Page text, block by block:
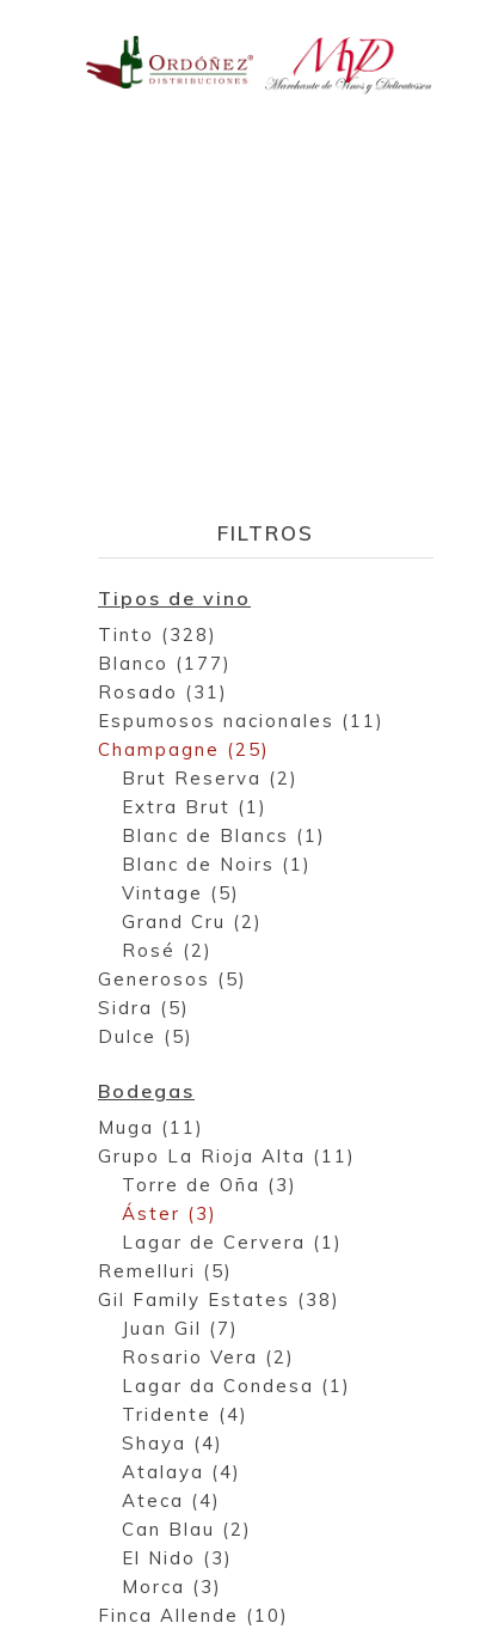
FILTROS
Tipos de vino
Tinto (328)
Blanco (177)
Rosado (31)
Espumosos nacionales (11)
Champagne (25)
Brut Reserva (2)
Extra Brut (1)
Blanc de Blancs (1)
Blanc de Noirs (1)
Vintage (5)
Grand Cru (2)
Rosé (2)
Generosos (5)
Sidra (5)
Dulce (5)
Bodegas
Muga (11)
Grupo La Rioja Alta (11)
Torre de Oña (3)
Áster (3)
Lagar de Cervera (1)
Remelluri (5)
Gil Family Estates (38)
Juan Gil (7)
Rosario Vera (2)
Lagar da Condesa (1)
Tridente (4)
Shaya (4)
Atalaya (4)
Ateca (4)
Can Blau (2)
El Nido (3)
Morca (3)
Finca Allende (10)